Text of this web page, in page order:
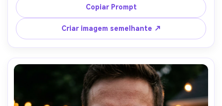
cabelo, luzes suaves bokeh da cidade, pose editorial
confiante, disparada em Sony A7IV, 85mm f/1.4,
profundidade de campo rasa, textura de pele ultra-
realista, detalhes nítidos, classificação de cores
cinematográficas-AR 4:5
Copiar Prompt
Criar imagem semelhante ↗